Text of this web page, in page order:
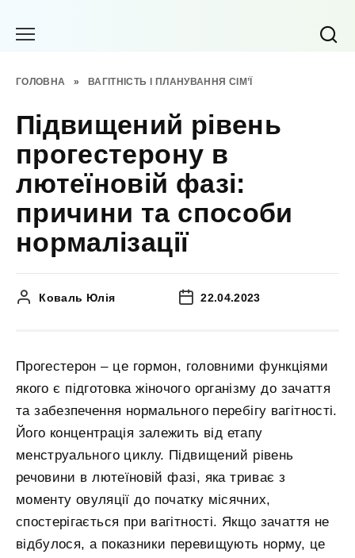
ГОЛОВНА » ВАГІТНІСТЬ І ПЛАНУВАННЯ СІМ’Ї
Підвищений рівень
прогестерону в
лютеїновій фазі:
причини та способи
нормалізації
Коваль Юлія 22.04.2023
Прогестерон – це гормон, головними функціями
якого є підготовка жіночого організму до зачаття
та забезпечення нормального перебігу вагітності.
Його концентрація залежить від етапу
менструального циклу. Підвищений рівень
речовини в лютеїновій фазі, яка триває з
моменту овуляції до початку місячних,
спостерігається при вагітності. Якщо зачаття не
відбулося, а показники перевищують норму, це